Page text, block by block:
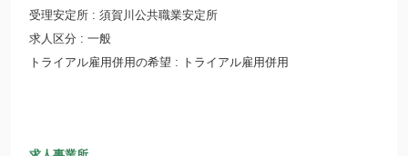
受理安定所
須賀川公共職業安定所
求人区分
一般
トライアル雇用併用の希望
トライアル雇用併用